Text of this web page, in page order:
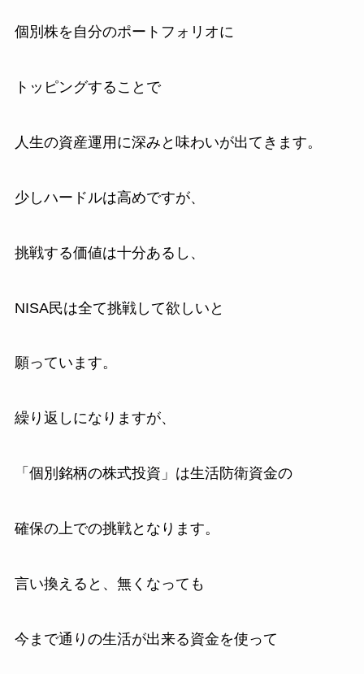
個別株を自分のポートフォリオに
トッピングすることで
人生の資産運用に深みと味わいが出てきます。
少しハードルは高めですが、
挑戦する価値は十分あるし、
NISA民は全て挑戦して欲しいと
願っています。
繰り返しになりますが、
「個別銘柄の株式投資」は生活防衛資金の
確保の上での挑戦となります。
言い換えると、無くなっても
今まで通りの生活が出来る資金を使って